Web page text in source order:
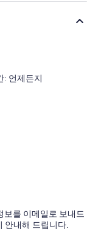
: 언제든지
보를 이메일로 보내드
안내해 드립니다.